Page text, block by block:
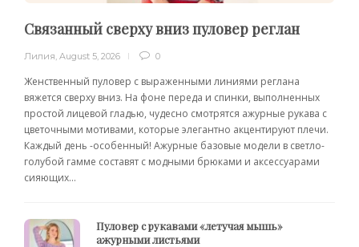
Связанный сверху вниз пуловер реглан
Лилия, August 5, 2026 0
Женственный пуловер с выраженными линиями реглана
вяжется сверху вниз. На фоне переда и спинки, выполненных
простой лицевой гладью, чудесно смотрятся ажурные рукава с
цветочными мотивами, которые элегантно акцентируют плечи.
Каждый день -особенный! Ажурные базовые модели в светло-
голубой гамме составят с модными брюками и аксессуарами
сияющих...
Пуловер с рукавами «летучая мышь»
ажурными листьями